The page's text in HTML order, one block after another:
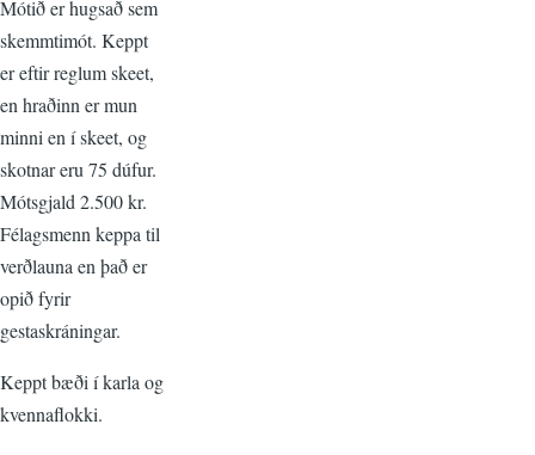
Mótið er hugsað sem
skemmtimót. Keppt
er eftir reglum skeet,
en hraðinn er mun
minni en í skeet, og
skotnar eru 75 dúfur.
Mótsgjald 2.500 kr.
Félagsmenn keppa til
verðlauna en það er
opið fyrir
gestaskráningar.
Keppt bæði í karla og
kvennaflokki.